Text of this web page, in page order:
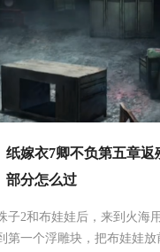
纸嫁衣7卿不负第五章返
部分怎么过
子2和布娃娃后，来到火海
第一个浮雕块，把布娃娃放